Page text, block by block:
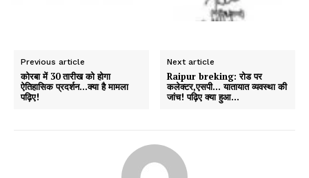
Previous article
कोरबा में 30 तारीख को होगा
ऐतिहासिक प्रदर्शन…क्या है मामला
पढ़िए!
Next article
Raipur breking: रोड पर
कलेक्टर,एसपी… यातायात व्यवस्था की
जांच! पढ़िए क्या हुआ…